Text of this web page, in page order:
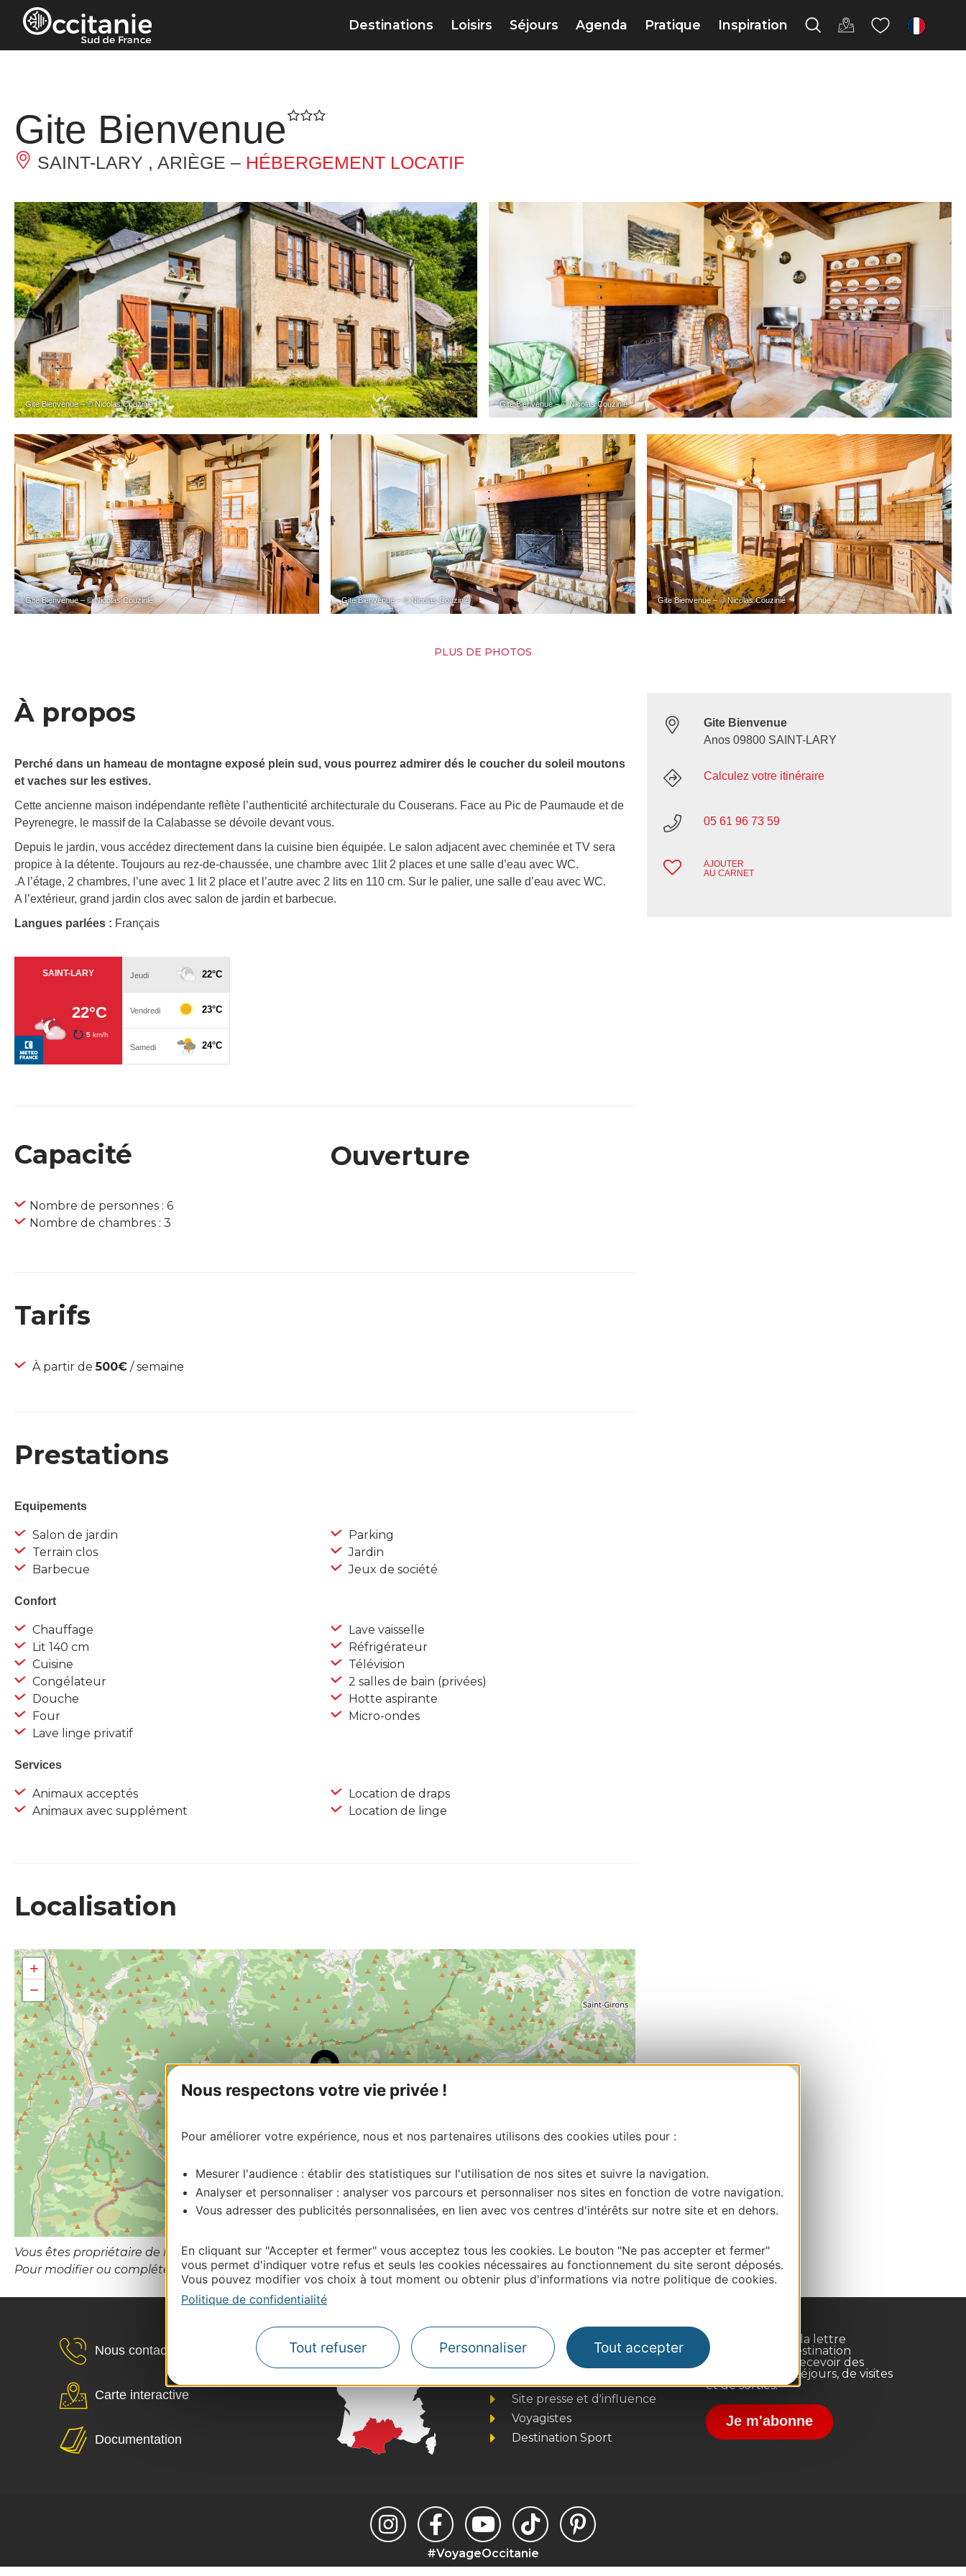
Panneau de gestion des cookies
Nous respectons votre vie privée !
Pour améliorer votre expérience, nous et nos partenaires utilisons des cookies utiles pour :
Mesurer l'audience : établir des statistiques sur l'utilisation de nos sites et suivre la navigation.
Analyser et personnaliser : analyser vos parcours et personnaliser nos sites en fonction de votre navigation.
Vous adresser des publicités personnalisées, en lien avec vos centres d'intérêts sur notre site et en dehors.
En cliquant sur "Accepter et fermer" vous acceptez tous les cookies. Le bouton "Ne pas accepter et fermer"
vous permet d'indiquer votre refus et seuls les cookies nécessaires au fonctionnement du site seront déposés.
Vous pouvez modifier vos choix à tout moment ou obtenir plus d'informations via notre politique de cookies.
Politique de confidentialité
Tout refuser Personnaliser Tout accepter
Destinations Loisirs Séjours Agenda Pratique Inspiration fr
Gite Bienvenue
SAINT-LARY , ARIÈGE – HÉBERGEMENT LOCATIF
Gite Bienvenue – © Nicolas Couzinié Gite Bienvenue – © Nicolas Couzinié
Gite Bienvenue – © Nicolas Couzinié Gite Bienvenue – © Nicolas Couzinié Gite Bienvenue – © Nicolas Couzinié
PLUS DE PHOTOS
À propos
Perché dans un hameau de montagne exposé plein sud, vous pourrez admirer dés le coucher du soleil moutons
et vaches sur les estives.
Cette ancienne maison indépendante reflète l’authenticité architecturale du Couserans. Face au Pic de Paumaude et de
Peyrenegre, le massif de la Calabasse se dévoile devant vous.
Depuis le jardin, vous accédez directement dans la cuisine bien équipée. Le salon adjacent avec cheminée et TV sera
propice à la détente. Toujours au rez-de-chaussée, une chambre avec 1lit 2 places et une salle d’eau avec WC.
.A l’étage, 2 chambres, l’une avec 1 lit 2 place et l’autre avec 2 lits en 110 cm. Sur le palier, une salle d’eau avec WC.
A l’extérieur, grand jardin clos avec salon de jardin et barbecue.
Langues parlées : Français
Capacité
Nombre de personnes : 6
Nombre de chambres : 3
Ouverture
Tarifs
À partir de500€ / semaine
Prestations
Equipements
Salon de jardin
Terrain clos
Barbecue
Parking
Jardin
Jeux de société
Confort
Chauffage
Lit 140 cm
Cuisine
Congélateur
Douche
Four
Lave linge privatif
Lave vaisselle
Réfrigérateur
Télévision
2 salles de bain (privées)
Hotte aspirante
Micro-ondes
Services
Animaux acceptés
Animaux avec supplément
Location de draps
Location de linge
Localisation
+
−
Vous êtes propriétaire de l’établissement ou le gestionnaire de cette activité?
Pour modifier ou compléter cette fiche, merci de contacter Ariège Pyrénées Tourisme.
Gite Bienvenue
Anos 09800 SAINT-LARY
Calculez votre itinéraire
05 61 96 73 59
AJOUTER
AU CARNET
Nous contacter
Carte interactive
Documentation
Thermalisme
Business/Mice
Site presse et d'influence
Voyagistes
Destination Sport
Inscrivez-vous à la lettre
d'information Destination
Occitanie pour recevoir des
suggestions de séjours, de visites
et de sorties.
Je m'abonne
#VoyageOccitanie